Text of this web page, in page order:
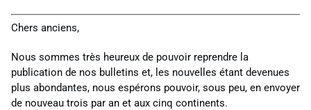
Chers anciens,
Nous sommes très heureux de pouvoir reprendre la
publication de nos bulletins et, les nouvelles étant devenues
plus abondantes, nous espérons pouvoir, sous peu, en envoyer
de nouveau trois par an et aux cinq continents.